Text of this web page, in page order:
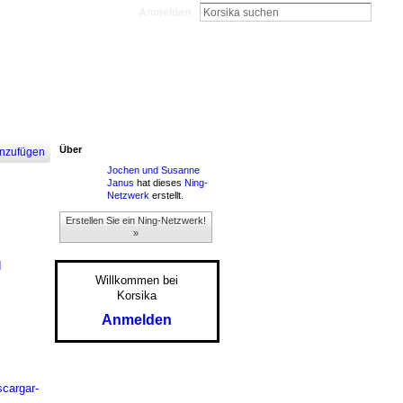
Über
Jochen und Susanne
Janus hat dieses Ning-
Netzwerk erstellt.
Erstellen Sie ein Ning-Netzwerk!
»
Willkommen bei
Korsika
Anmelden